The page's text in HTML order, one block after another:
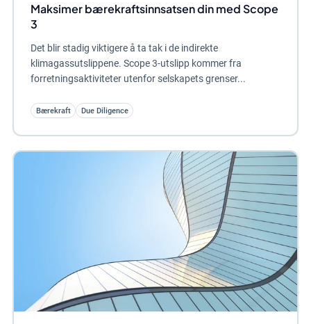
Maksimer bærekraftsinnsatsen din med Scope
3
Det blir stadig viktigere å ta tak i de indirekte
klimagassutslippene. Scope 3-utslipp kommer fra
forretningsaktiviteter utenfor selskapets grenser...
Bærekraft Due Diligence